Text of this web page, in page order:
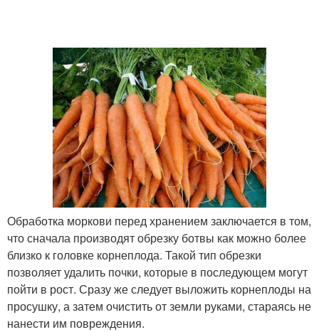
Обработка моркови перед хранением заключается в том,
что сначала производят обрезку ботвы как можно более
близко к головке корнеплода. Такой тип обрезки
позволяет удалить почки, которые в последующем могут
пойти в рост. Сразу же следует выложить корнеплоды на
просушку, а затем очистить от земли руками, стараясь не
нанести им повреждения.